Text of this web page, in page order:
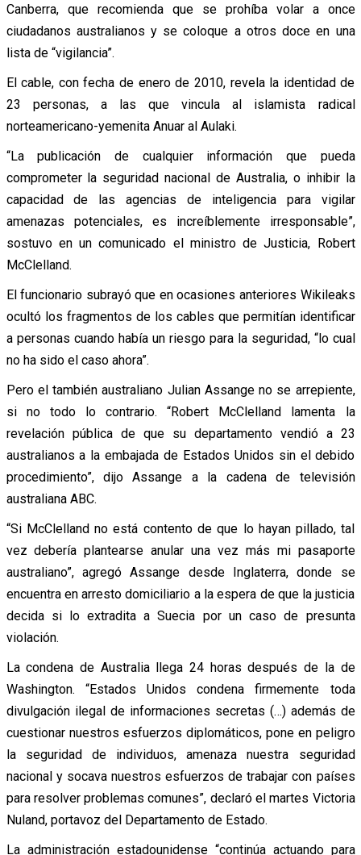
Canberra, que recomienda que se prohíba volar a once
ciudadanos australianos y se coloque a otros doce en una
lista de “vigilancia”.
El cable, con fecha de enero de 2010, revela la identidad de
23 personas, a las que vincula al islamista radical
norteamericano-yemenita Anuar al Aulaki.
“La publicación de cualquier información que pueda
comprometer la seguridad nacional de Australia, o inhibir la
capacidad de las agencias de inteligencia para vigilar
amenazas potenciales, es increíblemente irresponsable”,
sostuvo en un comunicado el ministro de Justicia, Robert
McClelland.
El funcionario subrayó que en ocasiones anteriores Wikileaks
ocultó los fragmentos de los cables que permitían identificar
a personas cuando había un riesgo para la seguridad, “lo cual
no ha sido el caso ahora”.
Pero el también australiano Julian Assange no se arrepiente,
si no todo lo contrario. “Robert McClelland lamenta la
revelación pública de que su departamento vendió a 23
australianos a la embajada de Estados Unidos sin el debido
procedimiento”, dijo Assange a la cadena de televisión
australiana ABC.
“Si McClelland no está contento de que lo hayan pillado, tal
vez debería plantearse anular una vez más mi pasaporte
australiano”, agregó Assange desde Inglaterra, donde se
encuentra en arresto domiciliario a la espera de que la justicia
decida si lo extradita a Suecia por un caso de presunta
violación.
La condena de Australia llega 24 horas después de la de
Washington. “Estados Unidos condena firmemente toda
divulgación ilegal de informaciones secretas (…) además de
cuestionar nuestros esfuerzos diplomáticos, pone en peligro
la seguridad de individuos, amenaza nuestra seguridad
nacional y socava nuestros esfuerzos de trabajar con países
para resolver problemas comunes”, declaró el martes Victoria
Nuland, portavoz del Departamento de Estado.
La administración estadounidense “continúa actuando para